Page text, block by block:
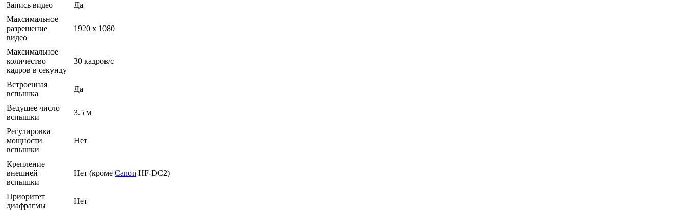
Запись видео
Да
Максимальное
разрешение
видео
1920 x 1080
Максимальное
количество
кадров в секунду
30 кадров/с
Встроенная
вспышка
Да
Ведущее число
вспышки
3.5 м
Регулировка
мощности
вспышки
Нет
Крепление
внешней
вспышки
Нет (кроме Canon HF-DC2)
Приоритет
диафрагмы
Нет